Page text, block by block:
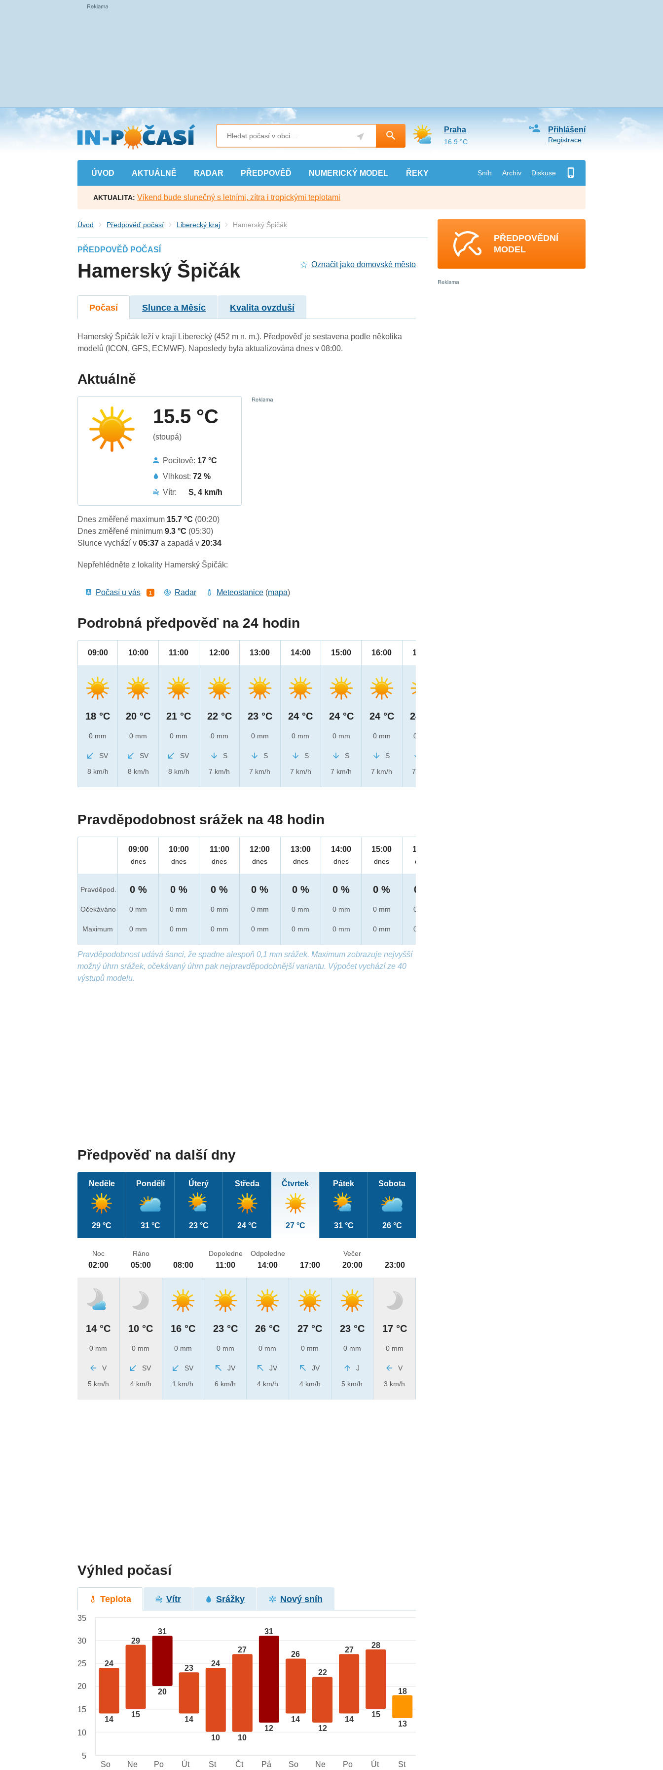
Přejít
na
hlavní
obsah
ÚVOD AKTUÁLNĚ RADAR PŘEDPOVĚĎ NUMERICKÝ MODEL ŘEKY Sníh Archiv Diskuse
Přihlášení
Registrace
Praha
16.9 °C
AKTUALITA: Víkend bude slunečný s letními, zítra i tropickými teplotami
Úvod Předpověď počasí Liberecký kraj Hamerský Špičák
PŘEDPOVĚĎ POČASÍ
Hamerský Špičák Označit jako domovské město
Počasí Slunce a Měsíc Kvalita ovzduší
Hamerský Špičák leží v kraji Liberecký (452 m n. m.). Předpověď je sestavena podle několika
modelů (ICON, GFS, ECMWF). Naposledy byla aktualizována dnes v 08:00.
Aktuálně
15.5 °C
(stoupá)
Pocitově: 17 °C
Vlhkost:72 %
Vítr:
S, 4 km/h
Dnes změřené maximum 15.7 °C (00:20)
Dnes změřené minimum9.3 °C (05:30)
Slunce vychází v05:37a zapadá v20:34
Nepřehlédněte z lokality Hamerský Špičák:
Počasí u vás 1 Radar Meteostanice (mapa)
Podrobná předpověď na 24 hodin
09:00
18 °C
0 mm
SV
8 km/h
10:00
20 °C
0 mm
SV
8 km/h
11:00
21 °C
0 mm
SV
8 km/h
12:00
22 °C
0 mm
S
7 km/h
13:00
23 °C
0 mm
S
7 km/h
14:00
24 °C
0 mm
S
7 km/h
15:00
24 °C
0 mm
S
7 km/h
16:00
24 °C
0 mm
S
7 km/h
17:00
24 °C
0 mm
7 km/h
Pravděpodobnost srážek na 48 hodin
Pravděpod.
Očekáváno
Maximum
09:00
dnes
0 %
0 mm
0 mm
10:00
dnes
0 %
0 mm
0 mm
11:00
dnes
0 %
0 mm
0 mm
12:00
dnes
0 %
0 mm
0 mm
13:00
dnes
0 %
0 mm
0 mm
14:00
dnes
0 %
0 mm
0 mm
15:00
dnes
0 %
0 mm
0 mm
16:00
dnes
0 %
0 mm
0 mm
Pravděpodobnost udává šanci, že spadne alespoň 0,1 mm srážek. Maximum zobrazuje nejvyšší
možný úhrn srážek, očekávaný úhrn pak nejpravděpodobnější variantu. Výpočet vychází ze 40
výstupů modelu.
Předpověď na další dny
Neděle
29 °C
Pondělí
31 °C
Úterý
23 °C
Středa
24 °C
Čtvrtek
27 °C
Pátek
31 °C
Sobota
26 °C
Noc
02:00
14 °C
0 mm
V
5 km/h
Ráno
05:00
10 °C
0 mm
SV
4 km/h
08:00
16 °C
0 mm
SV
1 km/h
Dopoledne
11:00
23 °C
0 mm
JV
6 km/h
Odpoledne
14:00
26 °C
0 mm
JV
4 km/h
17:00
27 °C
0 mm
JV
4 km/h
Večer
20:00
23 °C
0 mm
J
5 km/h
23:00
17 °C
0 mm
V
3 km/h
Výhled počasí
Teplota Vítr Srážky Nový sníh
24
14
29
15
31
20
23
14
24
10
27
10
31
12
26
14
22
12
27
14
28
15
18
13
35
30
25
20
15
10
5
So
Ne Po Út St Čt Pá So Ne Po Út St
PŘEDPOVĚDNÍ
MODEL